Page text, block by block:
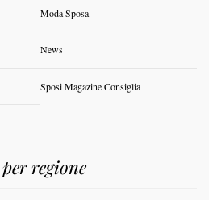
Moda Sposa
News
Sposi Magazine Consiglia
regione